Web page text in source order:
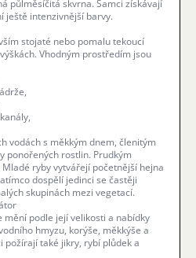
půlměsíčitá skvrna. Samci získávají
ještě intenzivnější barvy.
stojaté nebo pomalu tekoucí
Vhodným prostředím jsou
vodách s měkkým dnem, členitým
ponořených rostlin. Prudkým
ryby vytvářejí početnější hejna
dospělí jedinci se častěji
skupinách mezi vegetací.
mění podle její velikosti a nabídky
hmyzu, korýše, měkkýše a
požírají také jikry, rybí plůdek a